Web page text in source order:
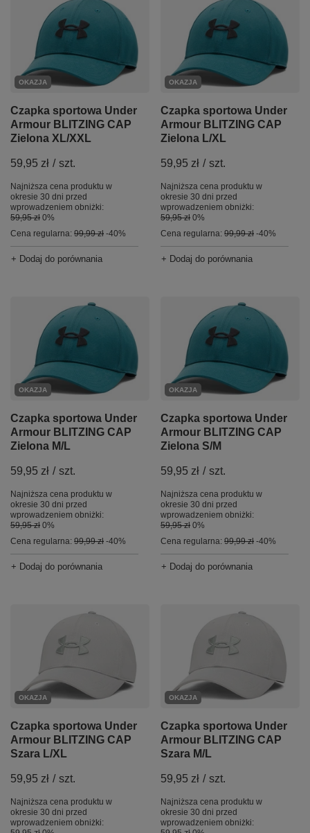
OKAZJA
Czapka sportowa Under
Armour BLITZING CAP
Zielona XL/XXL
59,95 zł / szt.
Najniższa cena produktu w
okresie 30 dni przed
wprowadzeniem obniżki:
59,95 zł 0%
Cena regularna: 99,99 zł -40%
+ Dodaj do porównania
OKAZJA
Czapka sportowa Under
Armour BLITZING CAP
Zielona L/XL
59,95 zł / szt.
Najniższa cena produktu w
okresie 30 dni przed
wprowadzeniem obniżki:
59,95 zł 0%
Cena regularna: 99,99 zł -40%
+ Dodaj do porównania
OKAZJA
Czapka sportowa Under
Armour BLITZING CAP
Zielona M/L
59,95 zł / szt.
Najniższa cena produktu w
okresie 30 dni przed
wprowadzeniem obniżki:
59,95 zł 0%
Cena regularna: 99,99 zł -40%
+ Dodaj do porównania
OKAZJA
Czapka sportowa Under
Armour BLITZING CAP
Zielona S/M
59,95 zł / szt.
Najniższa cena produktu w
okresie 30 dni przed
wprowadzeniem obniżki:
59,95 zł 0%
Cena regularna: 99,99 zł -40%
+ Dodaj do porównania
OKAZJA
Czapka sportowa Under
Armour BLITZING CAP
Szara L/XL
59,95 zł / szt.
Najniższa cena produktu w
okresie 30 dni przed
wprowadzeniem obniżki:
OKAZJA
Czapka sportowa Under
Armour BLITZING CAP
Szara M/L
59,95 zł / szt.
Najniższa cena produktu w
okresie 30 dni przed
wprowadzeniem obniżki: